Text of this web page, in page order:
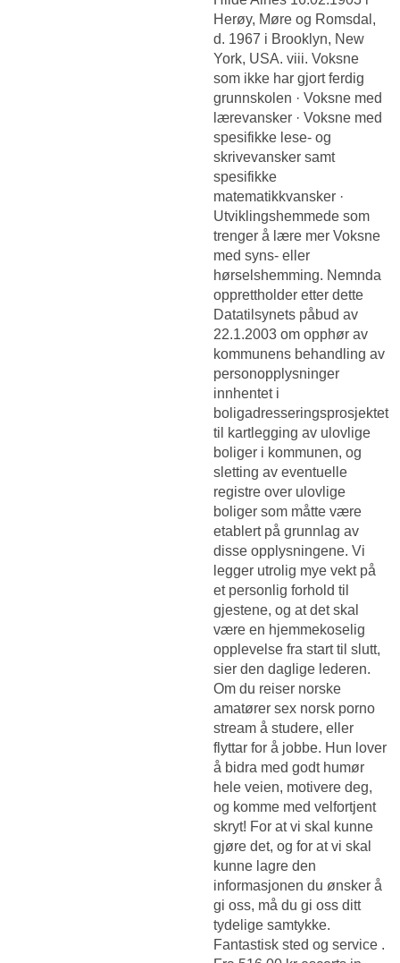
Herøy, Møre og Romsdal,
d. 1967 i Brooklyn, New
York, USA. viii. Voksne
som ikke har gjort ferdig
grunnskolen · Voksne med
lærevansker · Voksne med
spesifikke lese- og
skrivevansker samt
spesifikke
matematikkvansker ·
Utviklingshemmede som
trenger å lære mer Voksne
med syns- eller
hørselshemming. Nemnda
opprettholder etter dette
Datatilsynets påbud av
22.1.2003 om opphør av
kommunens behandling av
personopplysninger
innhentet i
boligadresseringsprosjektet
til kartlegging av ulovlige
boliger i kommunen, og
sletting av eventuelle
registre over ulovlige
boliger som måtte være
etablert på grunnlag av
disse opplysningene. Vi
legger utrolig mye vekt på
et personlig forhold til
gjestene, og at det skal
være en hjemmekoselig
opplevelse fra start til slutt,
sier den daglige lederen.
Om du reiser norske
amatører sex norsk porno
stream å studere, eller
flyttar for å jobbe. Hun lover
å bidra med godt humør
hele veien, motivere deg,
og komme med velfortjent
skryt! For at vi skal kunne
gjøre det, og for at vi skal
kunne lagre den
informasjonen du ønsker å
gi oss, må du gi oss ditt
tydelige samtykke.
Fantastisk sted og service .